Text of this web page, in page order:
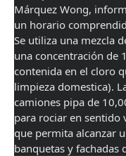
Márquez Wong,
un horario
Se utiliza una mezcla
una concentración de
contenida en el cloro
limpieza domestica).
camiones pipa de
para rociar en sentido
que permita alcanzar
banquetas y fachadas